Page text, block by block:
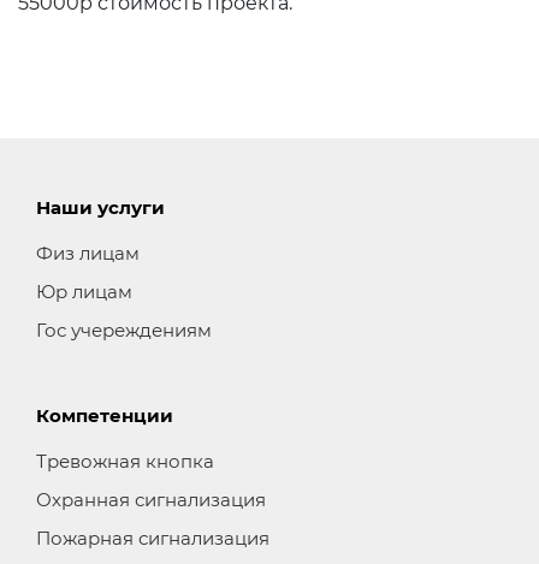
Наши услуги
Физ лицам
Юр лицам
Гос учереждениям
Компетенции
Тревожная кнопка
Охранная сигнализация
Пожарная сигнализация